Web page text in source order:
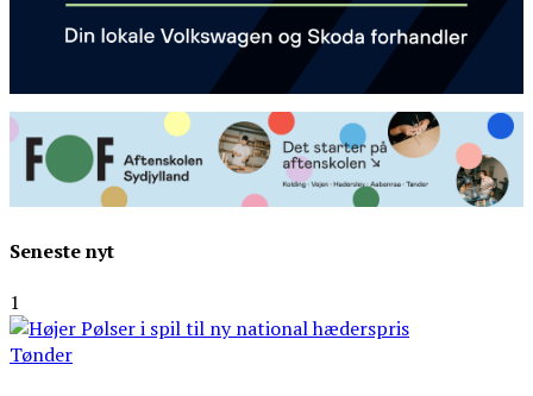
Seneste nyt
1
Tønder